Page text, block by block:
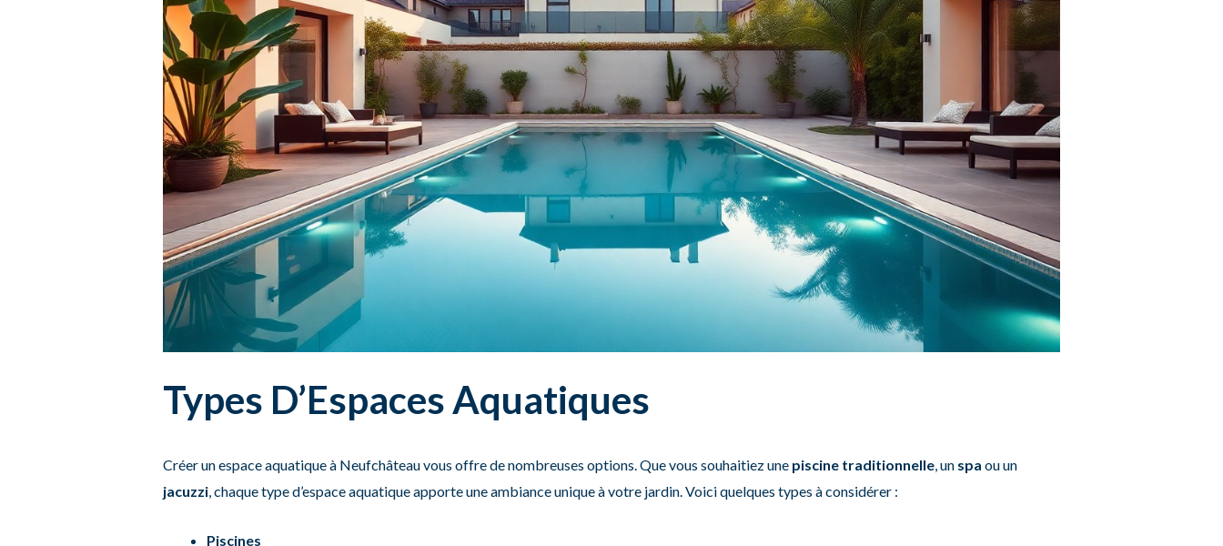
Types D’Espaces Aquatiques
Créer un espace aquatique à Neufchâteau vous offre de nombreuses options. Que vous souhaitiez une piscine traditionnelle, un spa ou un
jacuzzi, chaque type d’espace aquatique apporte une ambiance unique à votre jardin. Voici quelques types à considérer :
Piscines